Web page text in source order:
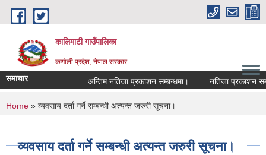
Skip to main content
कालिमाटी गाउँपालिका
कर्णाली प्रदेश, नेपाल सरकार
समाचार अन्तिम नतिजा प्रकाशन सम्बन्धमा। नतिजा प्रकाशन
You are here
Home » व्यवसाय दर्ता गर्ने सम्बन्धी अत्यन्त जरुरी सूचना।
व्यवसाय दर्ता गर्ने सम्बन्धी अत्यन्त जरुरी सूचना।